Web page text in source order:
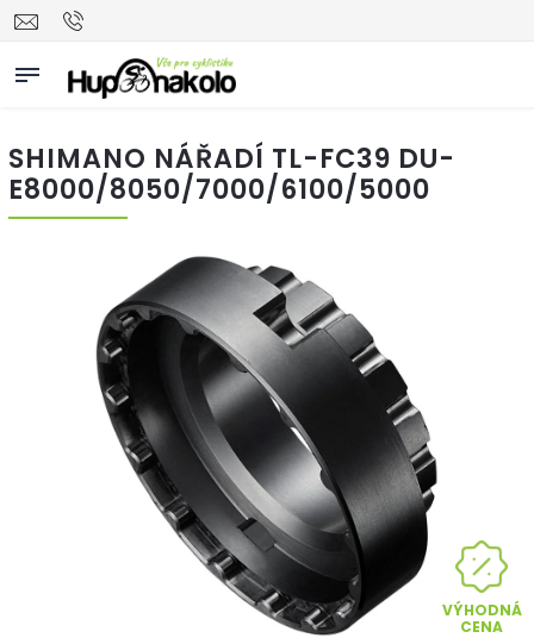
SHIMANO NÁŘADÍ TL-FC39 DU-
E8000/8050/7000/6100/5000
VÝHODNÁ
CENA